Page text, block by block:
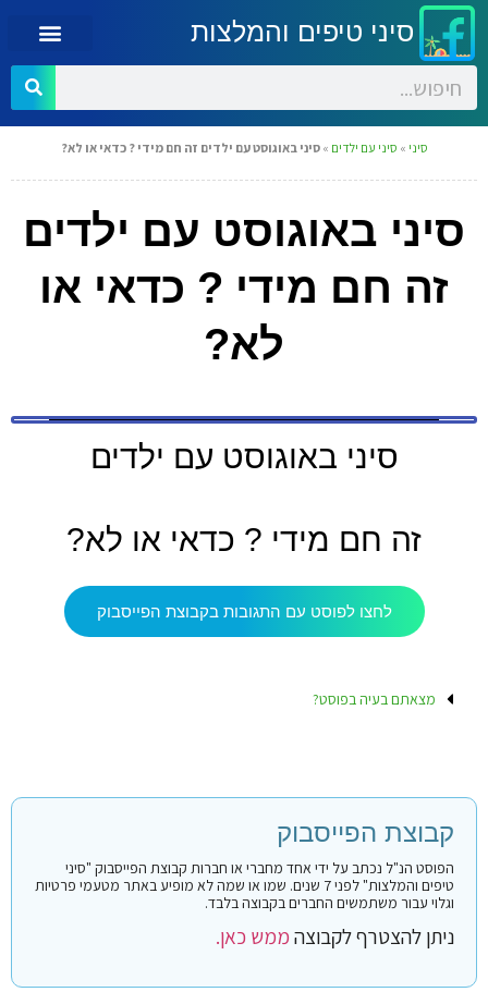
סיני טיפים והמלצות
סיני » סיני עם ילדים »סיני באוגוסט עם ילדים זה חם מידי ? כדאי או לא?
סיני באוגוסט עם ילדים
זה חם מידי ? כדאי או
לא?
סיני באוגוסט עם ילדים
זה חם מידי ? כדאי או לא?
לחצו לפוסט עם התגובות בקבוצת הפייסבוק
מצאתם בעיה בפוסט?
קבוצת הפייסבוק
הפוסט הנ"ל נכתב על ידי אחד מחברי או חברות קבוצת הפייסבוק "סיני
טיפים והמלצות" לפני 7 שנים. שמו או שמה לא מופיע באתר מטעמי פרטיות
וגלוי עבור משתמשים החברים בקבוצה בלבד.
ניתן להצטרף לקבוצהממש כאן.